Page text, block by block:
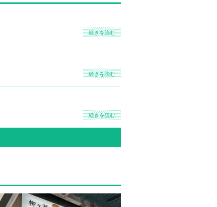
続きを読む
続きを読む
続きを読む